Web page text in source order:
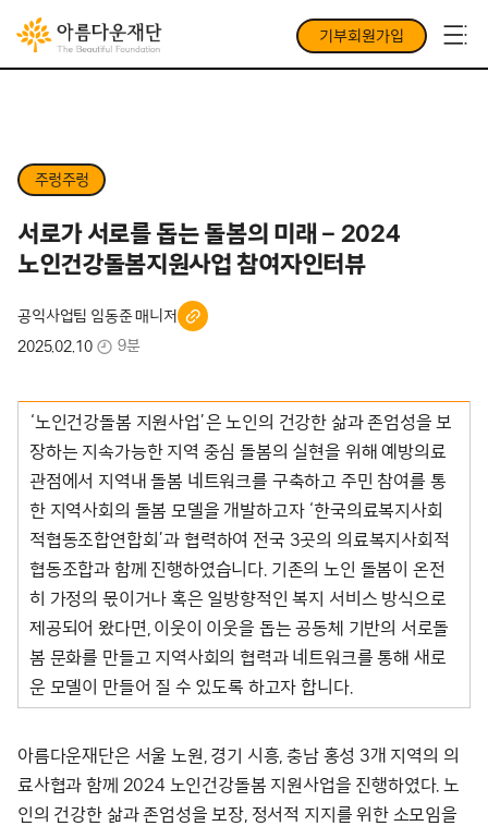
기부회원가입
주렁주렁
서로가 서로를 돕는 돌봄의 미래 – 2024
노인건강돌봄지원사업 참여자인터뷰
공익사업팀 임동준 매니저
2025.02.10
9분
‘노인건강돌봄 지원사업’은 노인의 건강한 삶과 존엄성을 보
장하는 지속가능한 지역 중심 돌봄의 실현을 위해 예방의료
관점에서 지역내 돌봄 네트워크를 구축하고 주민 참여를 통
한 지역사회의 돌봄 모델을 개발하고자 ‘한국의료복지사회
적협동조합연합회’과 협력하여 전국 3곳의 의료복지사회적
협동조합과 함께 진행하였습니다. 기존의 노인 돌봄이 온전
히 가정의 몫이거나 혹은 일방향적인 복지 서비스 방식으로
제공되어 왔다면, 이웃이 이웃을 돕는 공동체 기반의 서로돌
봄 문화를 만들고 지역사회의 협력과 네트워크를 통해 새로
운 모델이 만들어 질 수 있도록 하고자 합니다.
아름다운재단은 서울 노원, 경기 시흥, 충남 홍성 3개 지역의 의
료사협과 함께 2024 노인건강돌봄 지원사업을 진행하였다. 노
인의 건강한 삶과 존엄성을 보장, 정서적 지지를 위한 소모임을